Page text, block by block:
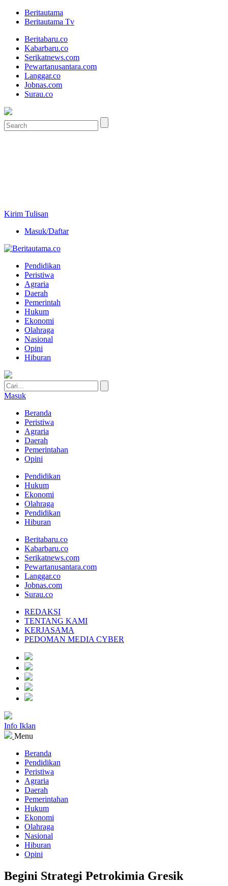
Beritautama
Beritautama Tv
Beritabaru.co
Kabarbaru.co
Serikatnews.com
Pewartanusantara.com
Langgar.co
Jobnas.com
Surau.co
Kirim Tulisan
Masuk/Daftar
Pendidikan
Peristiwa
Agraria
Daerah
Pemerintah
Hukum
Ekonomi
Olahraga
Nasional
Opini
Hiburan
Masuk
Beranda
Peristiwa
Agraria
Daerah
Pemerintahan
Opini
Pendidikan
Hukum
Ekonomi
Olahraga
Pendidikan
Hiburan
Beritabaru.co
Kabarbaru.co
Serikatnews.com
Pewartanusantara.com
Langgar.co
Jobnas.com
Surau.co
REDAKSI
TENTANG KAMI
KERJASAMA
PEDOMAN MEDIA CYBER
Info Iklan
Menu
Beranda
Pendidikan
Peristiwa
Agraria
Daerah
Pemerintahan
Hukum
Ekonomi
Olahraga
Nasional
Hiburan
Opini
Begini Strategi Petrokimia Gresik